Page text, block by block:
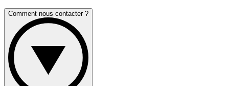
Comment nous contacter ?